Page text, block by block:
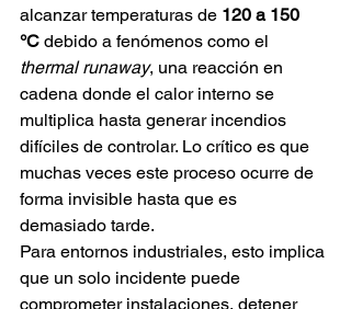
alcanzar temperaturas de 120 a 150
°C debido a fenómenos como el
thermal runaway, una reacción en
cadena donde el calor interno se
multiplica hasta generar incendios
difíciles de controlar. Lo crítico es que
muchas veces este proceso ocurre de
forma invisible hasta que es
demasiado tarde.
Para entornos industriales, esto implica
que un solo incidente puede
comprometer instalaciones, detener